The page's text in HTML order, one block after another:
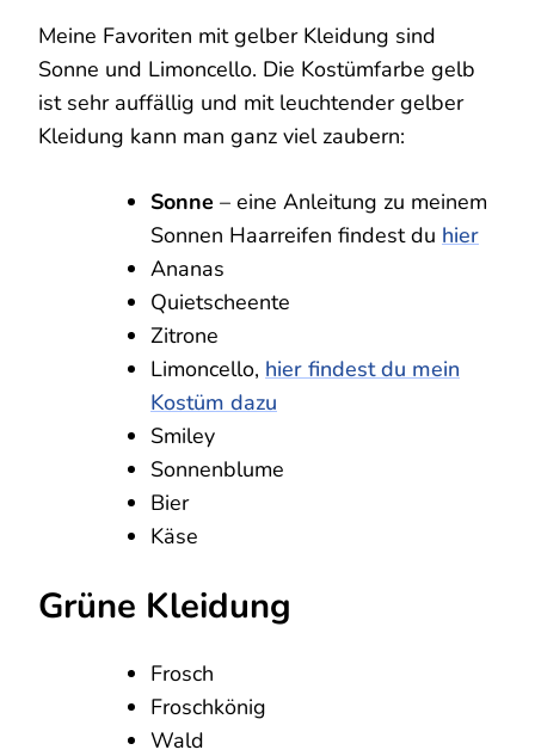
Meine Favoriten mit gelber Kleidung sind
Sonne und Limoncello. Die Kostümfarbe gelb
ist sehr auffällig und mit leuchtender gelber
Kleidung kann man ganz viel zaubern:
Sonne – eine Anleitung zu meinem
Sonnen Haarreifen findest du hier
Ananas
Quietscheente
Zitrone
Limoncello, hier findest du mein
Kostüm dazu
Smiley
Sonnenblume
Bier
Käse
Grüne Kleidung
Frosch
Froschkönig
Wald